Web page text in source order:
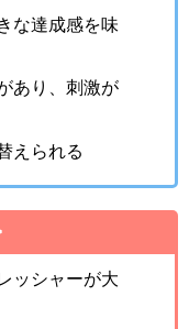
な達成感を味
あり、刺激が
えられる
ッシャーが大